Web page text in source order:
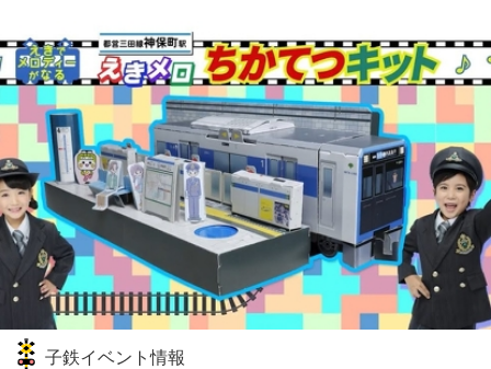
子鉄イベント情報